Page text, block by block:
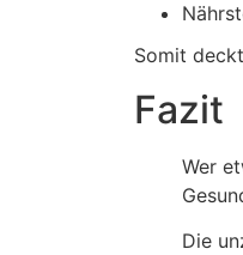
Somit
Fazit
Wer
Die